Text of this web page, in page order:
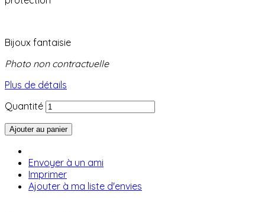
Bijoux fantaisie
Photo non contractuelle
Plus de détails
Quantité
Ajouter au panier
Envoyer à un ami
Imprimer
Ajouter à ma liste d'envies